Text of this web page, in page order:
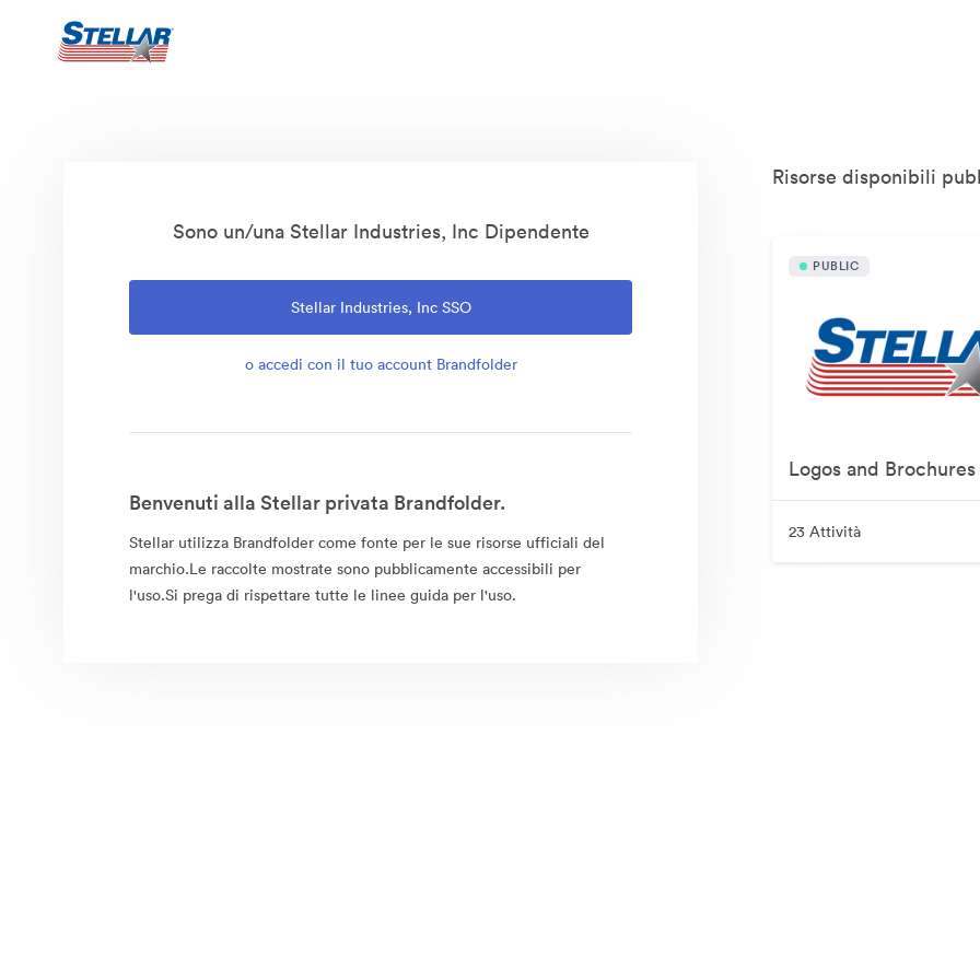
Sono un/una Stellar Industries, Inc Dipendente
Stellar Industries, Inc SSO
o accedi con il tuo account Brandfolder
Benvenuti alla Stellar privata Brandfolder.
Stellar utilizza Brandfolder come fonte per le sue risorse ufficiali del
marchio.Le raccolte mostrate sono pubblicamente accessibili per
l'uso.Si prega di rispettare tutte le linee guida per l'uso.
Risorse disponibili
PUBLIC
Logos and Brochures
23 Attività